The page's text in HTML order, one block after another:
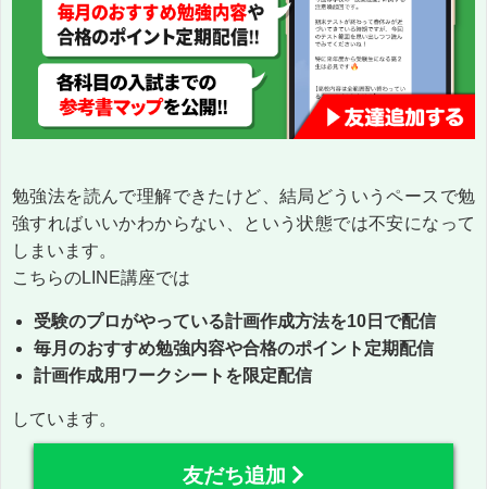
勉強法を読んで理解できたけど、結局どういうペースで勉
強すればいいかわからない、という状態では不安になって
しまいます。
こちらのLINE講座では
受験のプロがやっている計画作成方法を10日で配信
毎月のおすすめ勉強内容や合格のポイント定期配信
計画作成用ワークシートを限定配信
しています。
友だち追加